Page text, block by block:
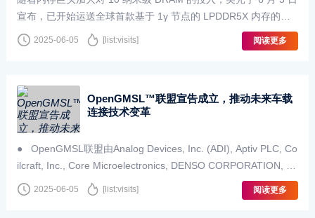
宣布，已开始运送全球首款基于 1γ 节点的 LPDDR5X 内存的认
证样品，旨在增强旗舰智能手机的 AI 性能。正如&n···
2025-06-05 [list:visits] 阅读更多
OpenGMSL™联盟宣告成立，推动未来车载
连接技术变革
● OpenGMSL联盟由Analog Devices, Inc. (ADI), Aptiv PLC, Co
ilcraft, Inc., Core Microelectronics, DENSO CORPORATION, Et
hernovia, Inc., Geely Hol
2025-06-05 [list:visits] 阅读更多